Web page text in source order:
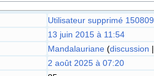
Utilisateur supprimé 150809
13 juin 2015 à 11:54
Mandalauriane (discussion |
2 août 2025 à 07:20